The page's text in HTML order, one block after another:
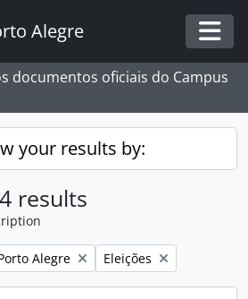
Alegre
documentos oficiais do Campus
your results by:
results
Alegre Remove filter:
Eleições